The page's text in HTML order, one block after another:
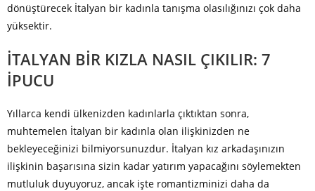
dönüştürecek İtalyan bir kadınla tanışma olasılığınızı çok daha
yüksektir.
İTALYAN BIR KIZLA NASIL ÇIKILIR: 7
İPUCU
Yıllarca kendi ülkenizden kadınlarla çıktıktan sonra,
muhtemelen İtalyan bir kadınla olan ilişkinizden ne
bekleyeceğinizi bilmiyorsunuzdur. İtalyan kız arkadaşınızın
ilişkinin başarısına sizin kadar yatırım yapacağını söylemekten
mutluluk duyuyoruz, ancak işte romantizminizi daha da